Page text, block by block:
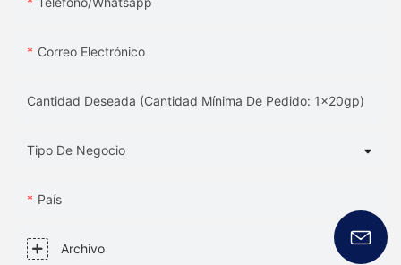
Correo Electrónico
Cantidad Deseada (Cantidad Mínima De Pedido: 1x20gp)
Tipo De Negocio
País
Archivo